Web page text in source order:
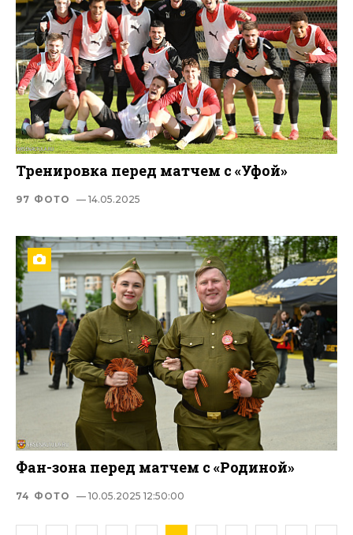
Тренировка перед матчем с «Уфой»
97 ФОТО — 14.05.2025
Фан-зона перед матчем с «Родиной»
74 ФОТО — 10.05.2025 12:50:00